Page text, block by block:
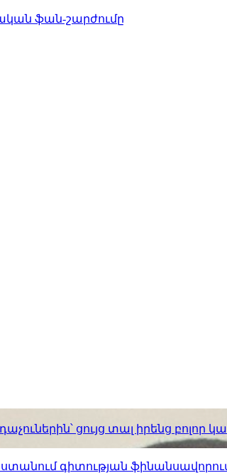
ֆան-շարժումը
ցույց տալ իրենց բոլոր
գիտության